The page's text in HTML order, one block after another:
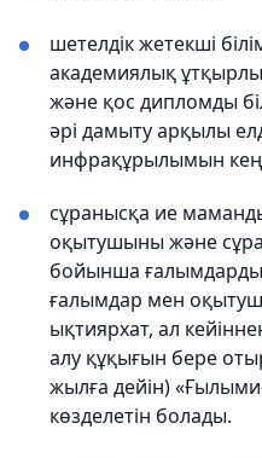
шетелдік жетекші
академиялық
және қос дипломды
әрі дамыту арқылы
инфрақұрылымын
сұранысқа ие
оқытушыны және
бойынша ғалымдарды
ғалымдар мен
ықтиярхат, ал
алу құқығын бере
жылға дейін)
көзделетін болады.